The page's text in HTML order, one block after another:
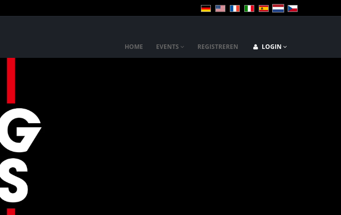
HOME EVENTS REGISTREREN LOGIN